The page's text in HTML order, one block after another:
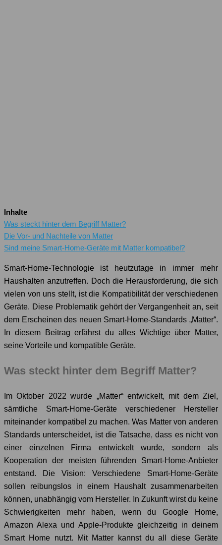
Inhalte
Was steckt hinter dem Begriff Matter?
Die Vor- und Nachteile von Matter
Sind meine Smart-Home-Geräte mit Matter kompatibel?
Smart-Home-Technologie ist heutzutage in immer mehr
Haushalten anzutreffen. Doch die Herausforderung, die sich
vielen von uns stellt, ist die Kompatibilität der verschiedenen
Geräte. Diese Problematik gehört der Vergangenheit an, seit
dem Erscheinen des neuen Smart-Home-Standards „Matter“.
In diesem Beitrag erfährst du alles Wichtige über Matter,
seine Vorteile und kompatible Geräte.
Was steckt hinter dem Begriff Matter?
Im Oktober 2022 wurde „Matter“ entwickelt, mit dem Ziel,
sämtliche Smart-Home-Geräte verschiedener Hersteller
miteinander kompatibel zu machen. Was Matter von anderen
Standards unterscheidet, ist die Tatsache, dass es nicht von
einer einzelnen Firma entwickelt wurde, sondern als
Kooperation der meisten führenden Smart-Home-Anbieter
entstand. Die Vision: Verschiedene Smart-Home-Geräte
sollen reibungslos in einem Haushalt zusammenarbeiten
können, unabhängig vom Hersteller. In Zukunft wirst du keine
Schwierigkeiten mehr haben, wenn du Google Home,
Amazon Alexa und Apple-Produkte gleichzeitig in deinem
Smart Home nutzt. Mit Matter kannst du all diese Geräte